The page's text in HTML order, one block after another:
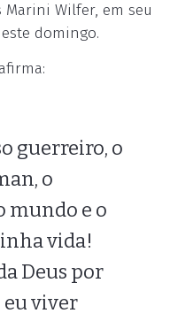
Marini Wilfer, em seu
domingo.
guerreiro, o
o
mundo e o
vida!
Deus por
viver